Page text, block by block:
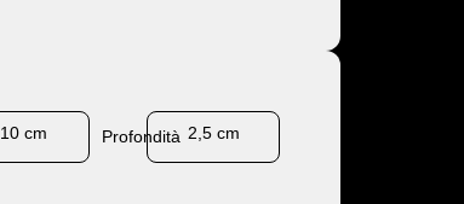
10 cm Profondità 2,5 cm